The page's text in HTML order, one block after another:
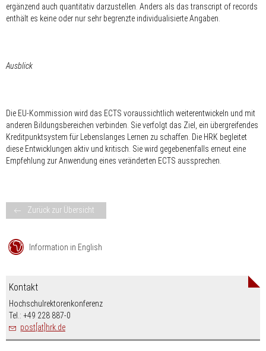
ergänzend auch quantitativ darzustellen. Anders als das transcript of records
enthält es keine oder nur sehr begrenzte individualisierte Angaben.
Ausblick
Die EU-Kommission wird das ECTS voraussichtlich weiterentwickeln und mit
anderen Bildungsbereichen verbinden. Sie verfolgt das Ziel, ein übergreifendes
Kreditpunktsystem für Lebenslanges Lernen zu schaffen. Die HRK begleitet
diese Entwicklungen aktiv und kritisch. Sie wird gegebenenfalls erneut eine
Empfehlung zur Anwendung eines veränderten ECTS aussprechen.
Zurück zur Übersicht
Information in English
Kontakt
Hochschulrektorenkonferenz
Tel.: +49 228 887-0
post[at]hrk.de